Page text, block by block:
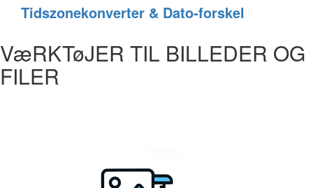
Tidszonekonverter & Dato‑forskel
VæRKTøJER TIL BILLEDER OG
FILER